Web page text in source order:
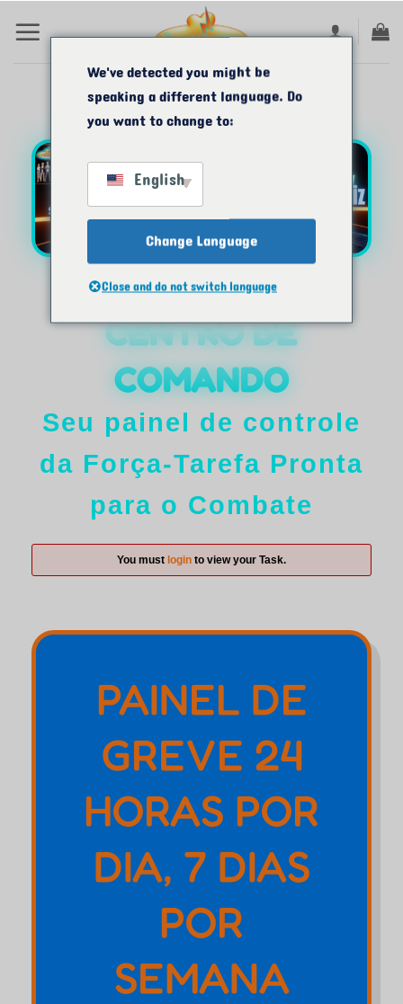
para
CENTRO DE
COMANDO
Seu painel de controle
da Força-Tarefa Pronta
para o Combate
You must login to view your Task.
PAINEL DE
GREVE 24
HORAS POR
DIA, 7 DIAS
POR
SEMANA
We've detected you might be
speaking a different language. Do
you want to change to:
English
Change Language
Close and do not switch language